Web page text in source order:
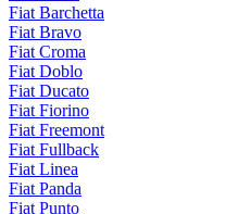
Fiat Barchetta
Fiat Bravo
Fiat Croma
Fiat Doblo
Fiat Ducato
Fiat Fiorino
Fiat Freemont
Fiat Fullback
Fiat Linea
Fiat Panda
Fiat Punto